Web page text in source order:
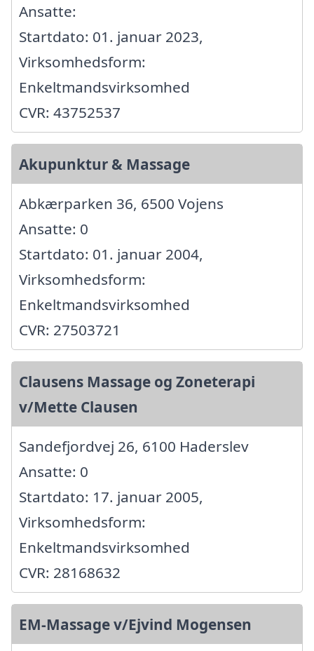
Ansatte:
Startdato: 01. januar 2023,
Virksomhedsform:
Enkeltmandsvirksomhed
CVR: 43752537
Akupunktur & Massage
Abkærparken 36, 6500 Vojens
Ansatte: 0
Startdato: 01. januar 2004,
Virksomhedsform:
Enkeltmandsvirksomhed
CVR: 27503721
Clausens Massage og Zoneterapi
v/Mette Clausen
Sandefjordvej 26, 6100 Haderslev
Ansatte: 0
Startdato: 17. januar 2005,
Virksomhedsform:
Enkeltmandsvirksomhed
CVR: 28168632
EM-Massage v/Ejvind Mogensen